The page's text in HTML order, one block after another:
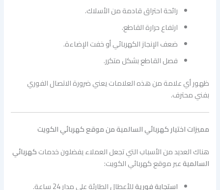
رائحة احتراق قادمة من الأسلاك.
ارتفاع حرارة القاطع.
ضعف الإنجاز الكهربائي أو خفت الإضاءة.
فصل القاطع بشكل متكرر.
ظهور أي علامة من هذه العلامات يعني ضرورة الاتصال الفوري
بفني محترف.
مميزات اختيار كهربائي السالمية من موقع كهربائي الكويت
هناك العديد من الأسباب التي تجعل العملاء يفضلون خدماتكهربائي
السالميةعبر موقع كهربائي الكويت:
استجابة فوريةللأعطال الطارئة على مدار 24 ساعة.